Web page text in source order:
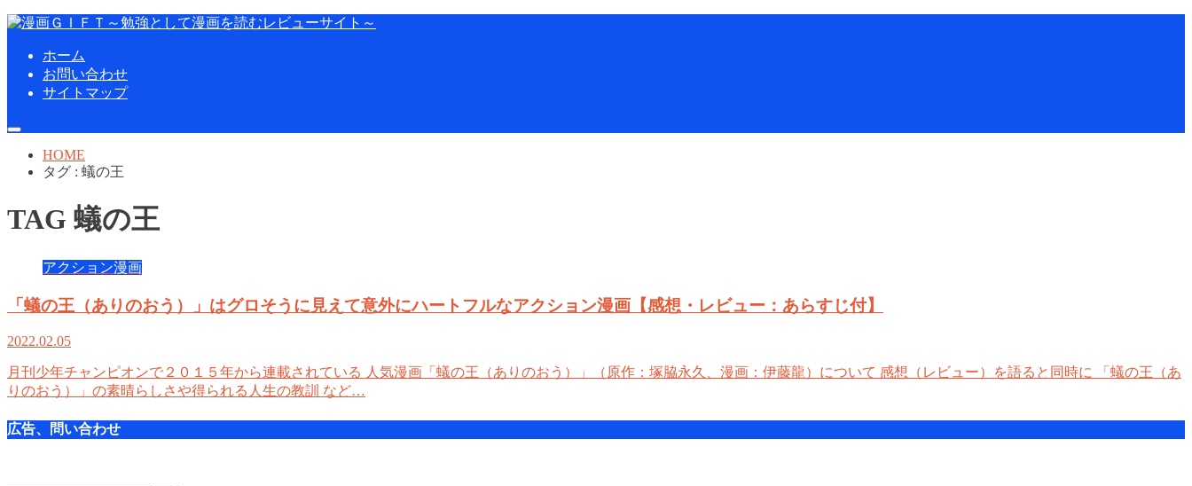
ホーム
お問い合わせ
サイトマップ
HOME
タグ : 蟻の王
TAG 蟻の王
アクション漫画
「蟻の王（ありのおう）」はグロそうに見えて意外にハートフルなアクション漫画【感想・レビュー：あらすじ付】
2022.02.05
月刊少年チャンピオンで２０１５年から連載されている 人気漫画「蟻の王（ありのおう）」（原作：塚脇永久、漫画：伊藤龍）について 感想（レビュー）を語ると同時に 「蟻の王（あ
りのおう）」の素晴らしさや得られる人生の教訓 など…
広告、問い合わせ